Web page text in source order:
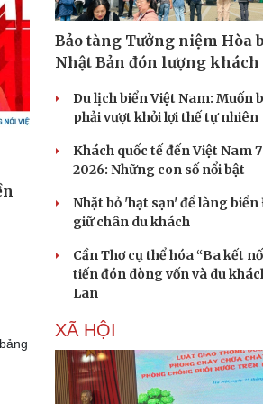
Bảo tàng Tưởng niệm Hòa
Nhật Bản đón lượng
Du lịch biển Việt Nam: Muốn
phải vượt khỏi lợi thế tự nhiên
Khách quốc tế đến Việt Nam
2026: Những con số nổi bật
Nhặt bỏ 'hạt sạn' để làng biển
giữ chân du khách
Cần Thơ cụ thể hóa “Ba kết
tiến đón dòng vốn và du
Lan
XÃ HỘI